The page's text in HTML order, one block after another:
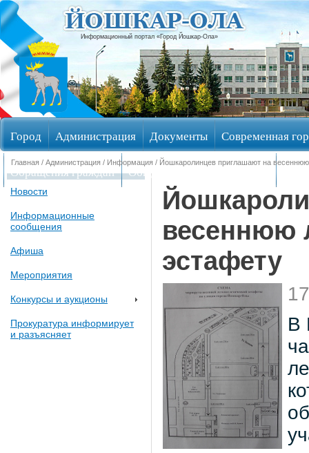
Информационный портал «Город Йошкар-Ола»
Город Администрация Документы Современная
Обращения граждан Общественные обсуждения
Главная / Администрация / Информация / Йошкаролинцев приглашают на весеннюю
Новости
Информационные
сообщения
Афиша
Мероприятия
Конкурсы и аукционы
Прокуратура информирует
и разъясняет
весеннюю
эстафету
В